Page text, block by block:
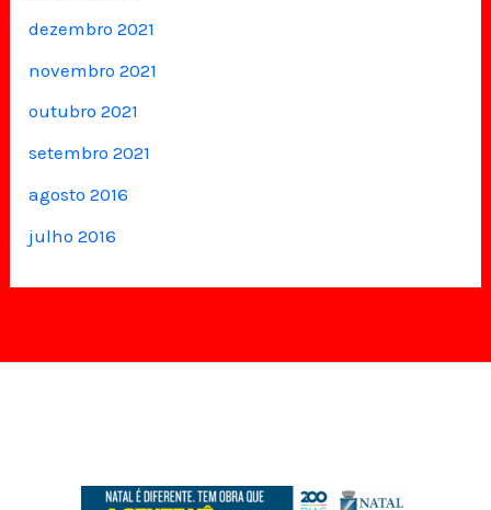
dezembro 2021
novembro 2021
outubro 2021
setembro 2021
agosto 2016
julho 2016